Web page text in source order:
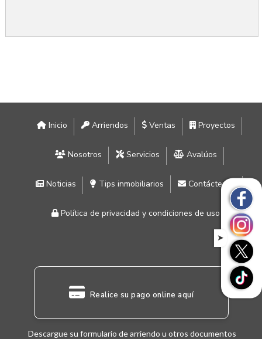
Inicio Arriendos Ventas Proyectos
Nosotros Servicios Avalúos
Noticias Tips inmobiliarios Contáctenos
Política de privacidad y condiciones de uso
Realice su pago online aquí
Descargue su formulario de arriendo u otros documentos
➤